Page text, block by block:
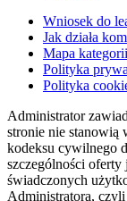
Wniosek do
Jak działa
Mapa kategorii
Polityka
Polityka
Administrator
stronie nie stanowią
kodeksu cywilnego
szczególności oferty
świadczonych
Administratora,